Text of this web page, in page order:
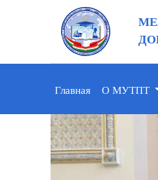
Главная О МУТПТ